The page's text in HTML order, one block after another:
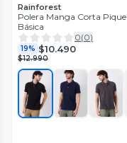
Rainforest
Polera Manga Corta Pique
Básica
0(0)
19% $10.490
$12.990